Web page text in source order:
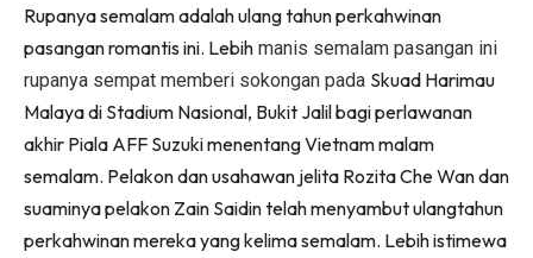
Rupanya semalam adalah ulang tahun perkahwinan
pasangan romantis ini. Lebih manis semalam pasangan ini
rupanya sempat memberi sokongan pada Skuad Harimau
Malaya di Stadium Nasional, Bukit Jalil bagi perlawanan
akhir Piala AFF Suzuki menentang Vietnam malam
semalam. Pelakon dan usahawan jelita Rozita Che Wan dan
suaminya pelakon Zain Saidin telah menyambut ulangtahun
perkahwinan mereka yang kelima semalam. Lebih istimewa